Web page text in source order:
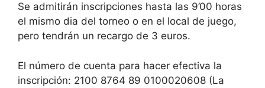
Se admitirán inscripciones hasta las 9’00 horas
el mismo dia del torneo o en el local de juego,
pero tendrán un recargo de 3 euros.
El número de cuenta para hacer efectiva la
inscripción: 2100 8764 89 0100020608 (La